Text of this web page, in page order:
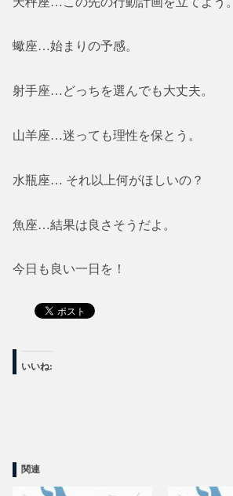
蠍座…始まりの予感。
射手座…どっちを選んでも大丈夫。
山羊座…迷っても理性を保とう。
水瓶座… それ以上何がほしいの？
魚座…結果は良さそうだよ。
今日も良い一日を！
いいね:
関連